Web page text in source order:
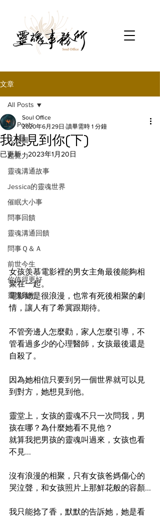
文章
All Posts
人類圖
超覺力
靈魂溝通故事
Jessica的靈魂世界
催眠大小事
問事回饋
靈魂溝通回饋
問事Ｑ＆Ａ
前世今生
你值得更好
靈魂織光
All Posts
我想見到你(下)
Soul Office
2020年6月29日 讀畢需時 1 分鐘
已更新：2023年1月20日
女孩羡慕電影裡的男女主角最後能夠相
聚在一起。
電影總是很浪漫，也常有死後相聚的劇
情，讓人有了希冀跟期待。
不管旁邊人怎麼勸，家人怎麼引導，不
管看過多少的心理醫師，女孩最後還是
自殺了。
因為她相信只要到另一個世界就可以見
到對方，她想見到他。
靈堂上，女孩的靈魂不只一次問我，男
孩在哪？為什麼她看不見他？
就算我把男孩的靈魂叫過來，女孩也看
不見...
沒有浪漫的相聚，只有女孩爸媽傷心的
哭泣聲，和女孩照片上那鮮花般的容顏...
我只能捻了香，默默的告訴她，她是看